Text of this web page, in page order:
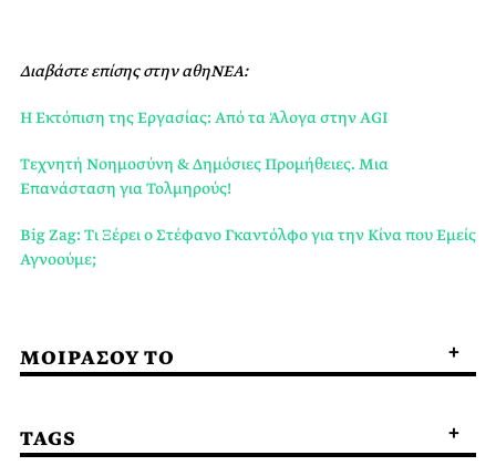
Διαβάστε επίσης στην αθηΝΕΑ:
Η Εκτόπιση της Εργασίας: Από τα Άλογα στην AGI
Τεχνητή Νοημοσύνη & Δημόσιες Προμήθειες. Μια
Επανάσταση για Τολμηρούς!
Big Zag: Τι Ξέρει ο Στέφανο Γκαντόλφο για την Κίνα που Εμείς
Αγνοούμε;
ΜΟΙΡΑΣΟΥ ΤΟ
TAGS